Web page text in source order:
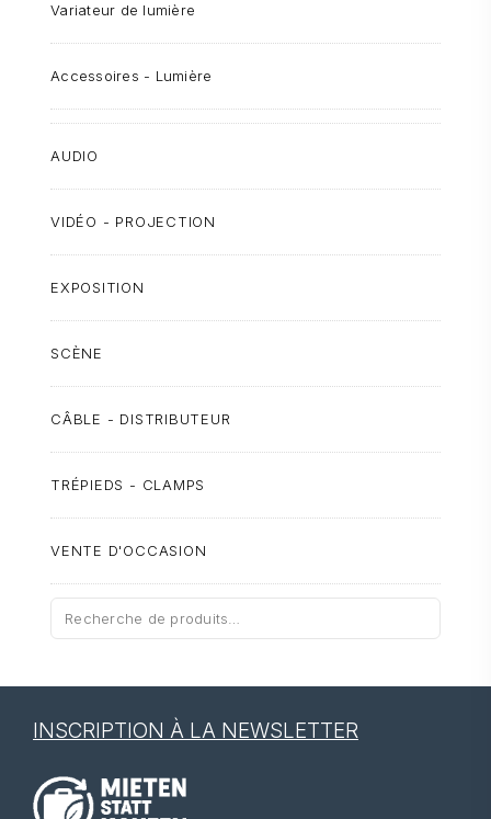
Variateur de lumière
Accessoires - Lumière
AUDIO
VIDÉO - PROJECTION
EXPOSITION
SCÈNE
CÂBLE - DISTRIBUTEUR
TRÉPIEDS - CLAMPS
VENTE D'OCCASION
Recherche
pour :
INSCRIPTION À LA NEWSLETTER